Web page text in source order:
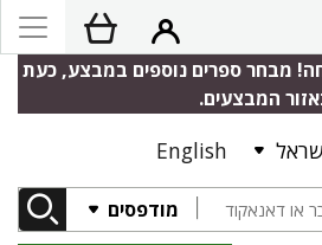
מבחר ספרים נוספים במבצע, כעת
המבצעים.
English
מודפסים